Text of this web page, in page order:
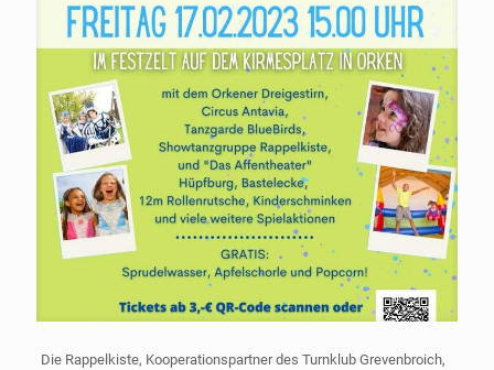
Die Rappelkiste, Kooperationspartner des Turnklub Grevenbroich,